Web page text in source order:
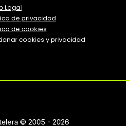
Legal
de privacidad
de cookies
cookies y privacidad
© 2005 - 2026